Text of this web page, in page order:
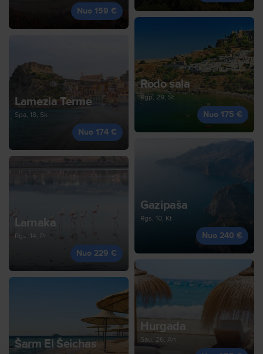
Nuo 159 €
Lamezia Terme
Spa, 18, Sk
Nuo 174 €
Rodo sala
Rgp, 29, Št
Nuo 175 €
Larnaka
Rgs, 14, Pr
Nuo 229 €
Gazipaša
Rgs, 10, Kt
Nuo 240 €
Šarm El Šeichas
Hurgada
Sau, 26, An